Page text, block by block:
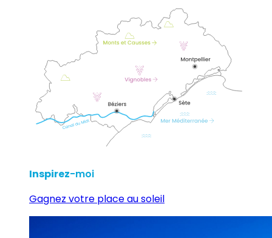
Inspirez-moi
Gagnez votre place au soleil